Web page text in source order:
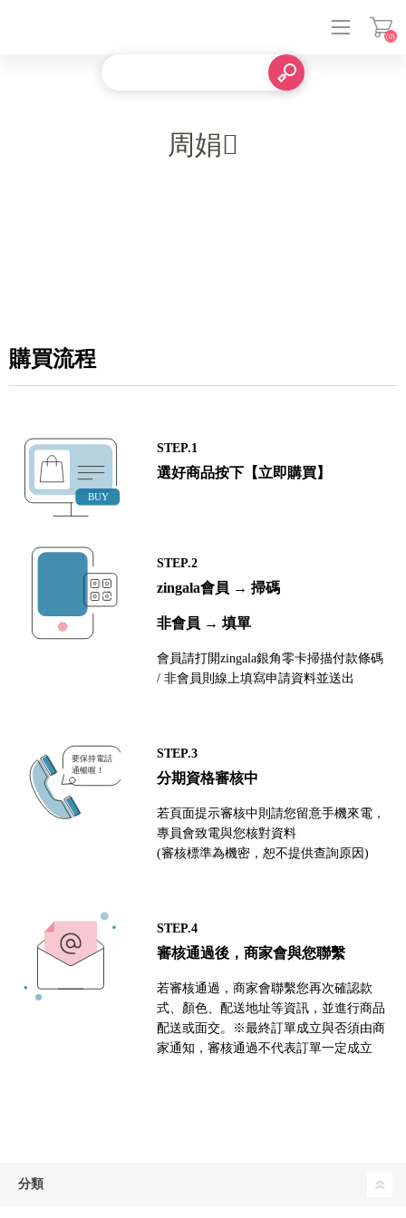
(0)
周娟
購買流程
STEP.1
選好商品按下【立即購買】
STEP.2
zingala會員 → 掃碼
非會員 → 填單
會員請打開zingala銀角零卡掃描付款條碼
/ 非會員則線上填寫申請資料並送出
STEP.3
分期資格審核中
若頁面提示審核中則請您留意手機來電，
專員會致電與您核對資料
(審核標準為機密，恕不提供查詢原因)
STEP.4
審核通過後，商家會與您聯繫
若審核通過，商家會聯繫您再次確認款
式、顏色、配送地址等資訊，並進行商品
配送或面交。※最終訂單成立與否須由商
家通知，審核通過不代表訂單一定成立
分類